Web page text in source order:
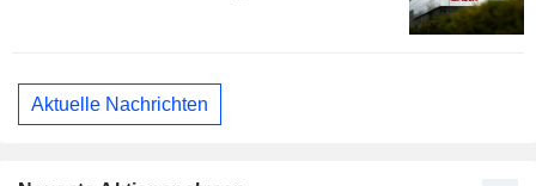
Aktuelle Nachrichten